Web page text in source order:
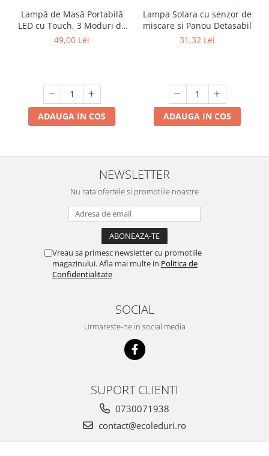
Lampă de Masă Portabilă
LED cu Touch, 3 Moduri de
Lumină, Reîncărcabilă USB
49,00 Lei
ADAUGA IN COS
Lampa Solara cu senzor de
miscare si Panou Detasabil
31,32 Lei
ADAUGA IN COS
NEWSLETTER
Nu rata ofertele si promotiile noastre
Vreau sa primesc newsletter cu promotiile
magazinului. Afla mai multe in Politica de
Confidentialitate
SOCIAL
Urmareste-ne in social media
SUPORT CLIENTI
0730071938
contact@ecoleduri.ro